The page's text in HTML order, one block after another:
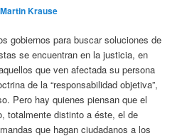
Martin Krause
gobiernos para buscar soluciones de
se encuentran en la justicia, en
que ven afectada su persona
de la “responsabilidad objetiva”,
Pero hay quienes piensan que el
totalmente distinto a éste, el de
que hagan ciudadanos a los